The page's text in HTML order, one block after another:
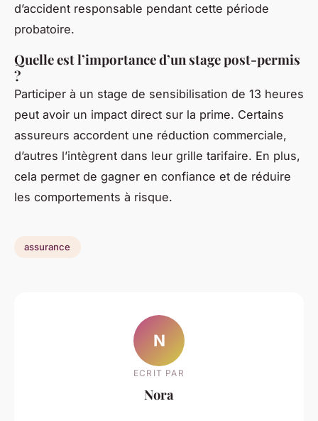
d’accident responsable pendant cette période
probatoire.
Quelle est l’importance d’un stage post-permis
?
Participer à un stage de sensibilisation de 13 heures
peut avoir un impact direct sur la prime. Certains
assureurs accordent une réduction commerciale,
d’autres l’intègrent dans leur grille tarifaire. En plus,
cela permet de gagner en confiance et de réduire
les comportements à risque.
assurance
N
ECRIT PAR
Nora